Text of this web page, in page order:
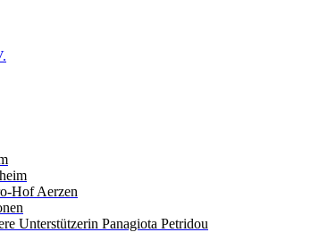
Hof Aerzen
Unterstützerin Panagiota Petridou